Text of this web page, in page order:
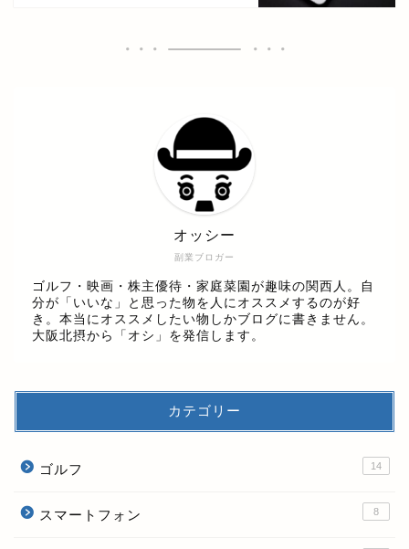
副業ブロガー
オッシー
ゴルフ・映画・株主優待・家庭菜園が趣味の関西人。自
分が「いいな」と思った物を人にオススメするのが好
き。本当にオススメしたい物しかブログに書きません。
大阪北摂から「オシ」を発信します。
カテゴリー
ゴルフ 14
スマートフォン 8